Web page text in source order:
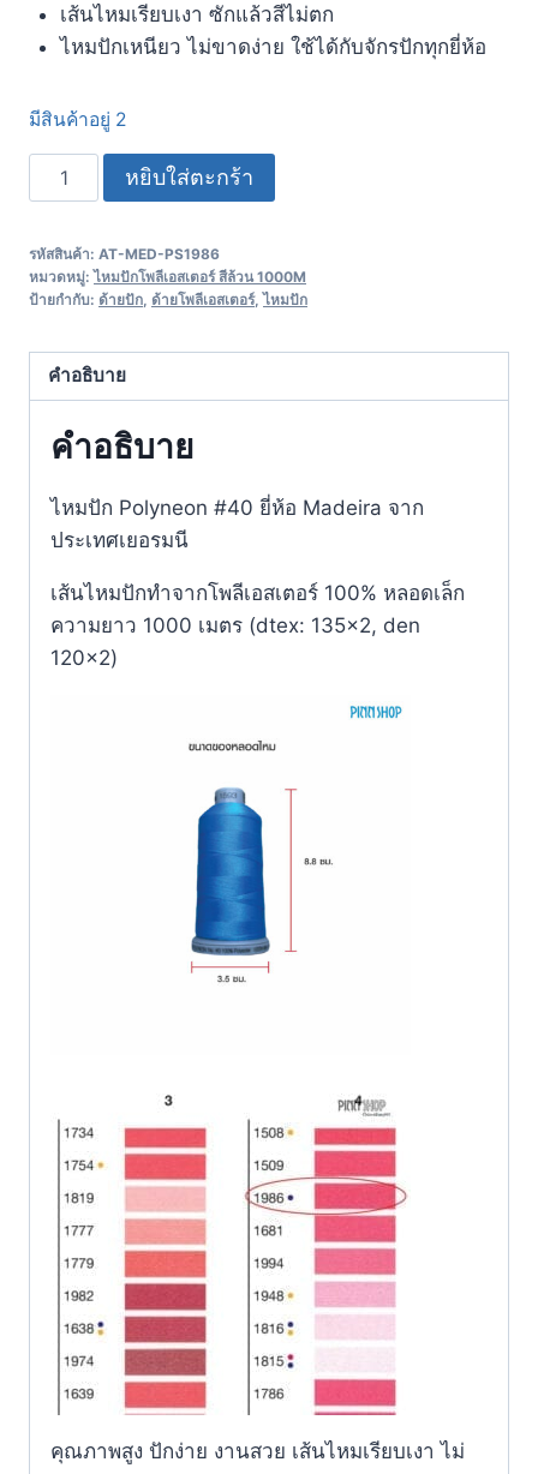
เส้นไหมเรียบเงา ซักแล้วสีไม่ตก
ไหมปักเหนียว ไม่ขาดง่าย ใช้ได้กับจักรปักทุกยี่ห้อ
มีสินค้าอยู่ 2
หยิบใส่ตะกร้า
รหัสสินค้า: AT-MED-PS1986
หมวดหมู่:ไหมปักโพลีเอสเตอร์ สีล้วน 1000M
ป้ายกำกับ: ด้ายปัก ด้ายโพลีเอสเตอร์,ไหมปัก
คำอธิบาย
คำอธิบาย
ไหมปัก Polyneon #40 ยี่ห้อ Madeira จาก
ประเทศเยอรมนี​
เส้นไหมปักทำจากโพลีเอสเตอร์ 100% หลอดเล็ก
ความยาว 1000 เมตร (dtex: 135×2, den
120×2)
คุณภาพสูง ปักง่าย งานสวย เส้นไหมเรียบเงา ไม่